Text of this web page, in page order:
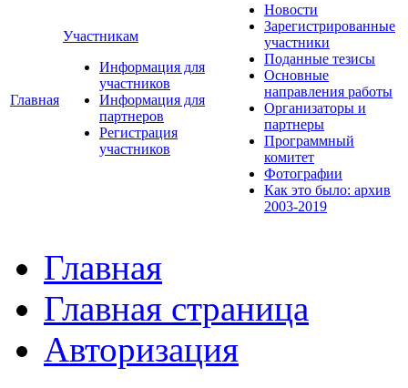
Главная
Участникам
Информация для
участников
Информация для
партнеров
Регистрация
участников
Новости
Зарегистрированные
участники
Поданные тезисы
Основные
направления работы
Организаторы и
партнеры
Программный
комитет
Фотографии
Как это было: архив
2003-2019
Главная
Главная страница
Авторизация